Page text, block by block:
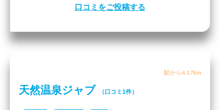
口コミをご投稿する
駅から4.17km
天然温泉ジャブ （口コミ1件）